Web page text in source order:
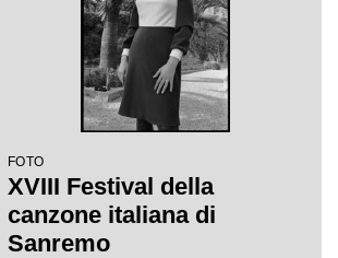
FOTO
XVIII Festival della
canzone italiana di
Sanremo